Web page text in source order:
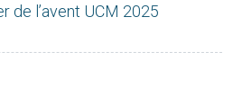
de l’avent UCM 2025